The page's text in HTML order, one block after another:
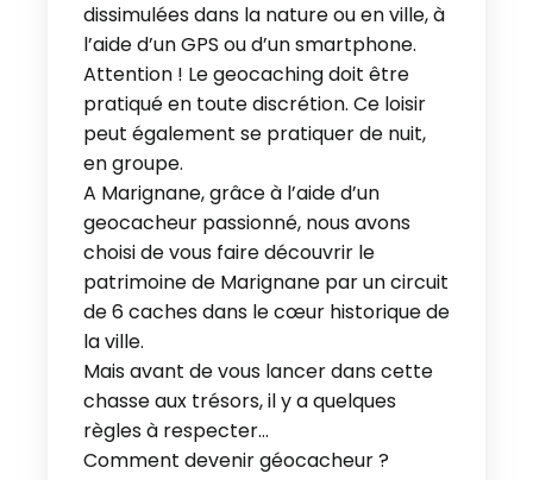
dissimulées dans la nature ou en ville, à
l’aide d’un GPS ou d’un smartphone.
Attention ! Le geocaching doit être
pratiqué en toute discrétion. Ce loisir
peut également se pratiquer de nuit,
en groupe.
A Marignane, grâce à l’aide d’un
geocacheur passionné, nous avons
choisi de vous faire découvrir le
patrimoine de Marignane par un circuit
de 6 caches dans le cœur historique de
la ville.
Mais avant de vous lancer dans cette
chasse aux trésors, il y a quelques
règles à respecter…
Comment devenir géocacheur ?